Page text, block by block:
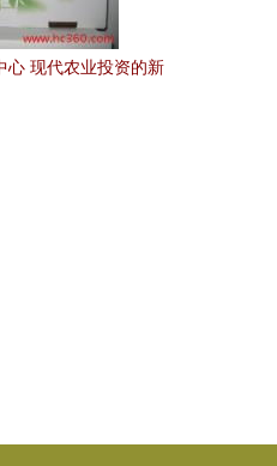
心 现代农业投资的新